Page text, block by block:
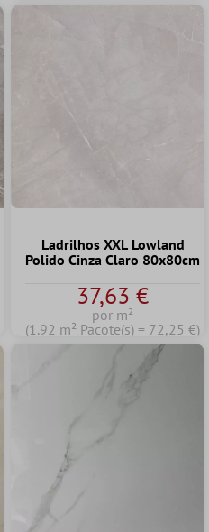
Ladrilhos XXL Lowland
Polido Cinza Claro 80x80cm
37,63 €
por m²
(1.92 m² Pacote(s) = 72,25 €)